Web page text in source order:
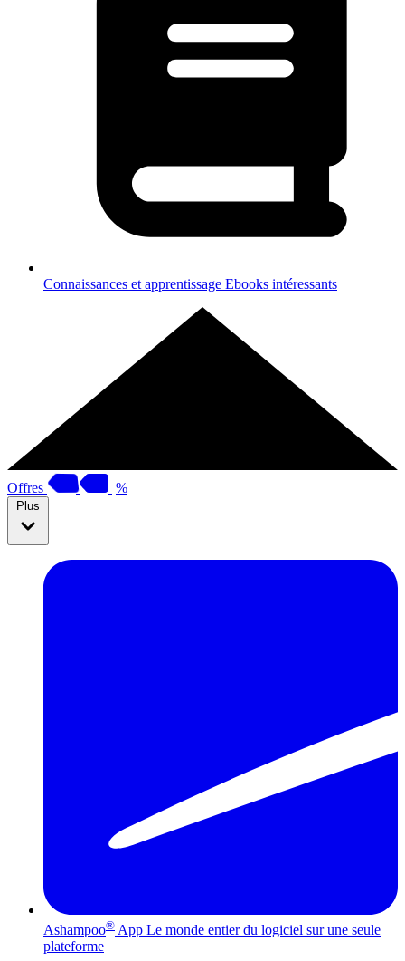
Connaissances et apprentissage Ebooks intéressants
Offres %
Plus
Ashampoo® App Le monde entier du logiciel sur une seule
plateforme